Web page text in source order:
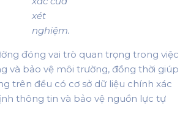
xét
nghiệm.
đóng vai trò quan trọng trong việc
và bảo vệ môi trường, đồng thời giúp
trên đều có cơ sở dữ liệu chính xác
thông tin và bảo vệ nguồn lực tự